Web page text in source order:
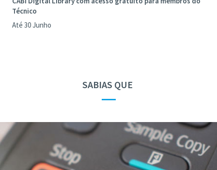
Técnico
Até 30 Junho
SABIAS QUE
—